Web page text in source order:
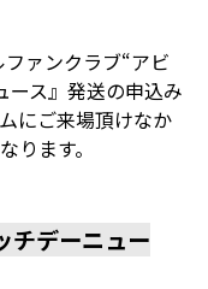
ァンクラブ“アビ
ース』発送の申込み
にご来場頂けなか
ります。
チデーニュー